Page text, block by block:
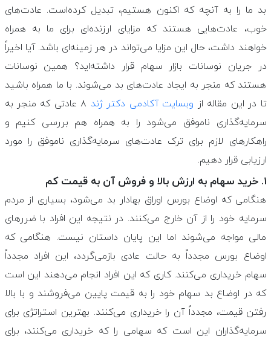
بد ما را به آنچه که اکنون هستیم، تبدیل کرده‌است. عادت‌های
خوب، عادت‌هایی هستند که مزایای ارزنده‌ای برای ما به همراه
خواهند داشت، حال این مزایا می‌تواند در هر زمینه‌ای باشد. آیا اخیراً
در جریان نوسانات بازار سهام قرار داشته‌اید؟ همین نوسانات
هستند که منجر به ایجاد عادت‌های بد می‌شوند. با ما همراه باشید
تا در این مقاله از وبسایت آکادمی دکتر ژند
۸ عادتی که منجر به
سرمایه‌گذاری ناموفق می‌شود را به همراه هم بررسی کنیم و
راهکارهای لازم برای ترک عادت‌های سرمایه‌گذاری ناموفق را مورد
ارزیابی قرار دهیم.
۱. خرید سهام به ارزش بالا و فروش آن به قیمت کم
هنگامی که اوضاع بورس اوراق بهادار بد می‌شود، بسیاری از مردم
سرمایه خود را از آن خارج می‌کنند. در نتیجه این افراد با ضررهای
مالی مواجه می‌شوند اما این پایان داستان نیست. هنگامی که
اوضاع بورس مجدداً به حالت عادی بازمی‌گردد، این افراد مجدداً
سهام خریداری می‌کنند. کاری که این افراد انجام می‌دهند این است
که در اوضاع بد سهام خود را به قیمت پایین می‌فروشند و با بالا
رفتن قیمت، مجدداً آن را خریداری می‌کنند. بهترین استراتژی برای
سرمایه‌گذاران این است که سهامی را که خریداری می‌کنند، برای